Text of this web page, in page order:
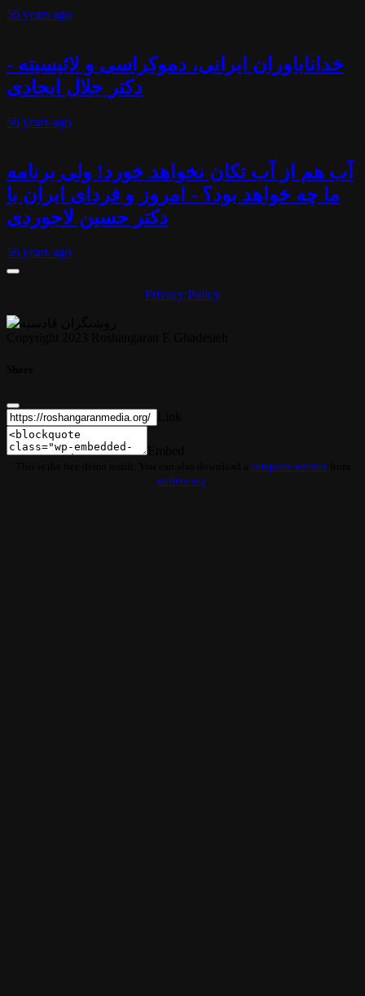
56 years ago
خداناباوران ایرانی، دموکراسی و لائیسیته -
دکتر جلال ایجادی
56 years ago
آب هم از آب تکان نخواهد خورد! ولی برنامه
ما چه خواهد بود؟ - امروز و فردای ایران با
دکتر حسین لاجوردی
56 years ago
Privacy Policy
complete websitefrom
archive.org